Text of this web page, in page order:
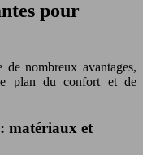
pour
de nombreux avantages,
plan du confort et de
matériaux et